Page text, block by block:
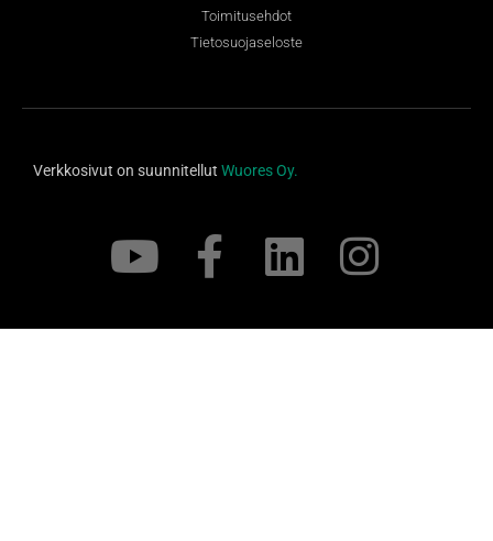
Toimitusehdot
Tietosuojaseloste
Verkkosivut on suunnitellut Wuores Oy.